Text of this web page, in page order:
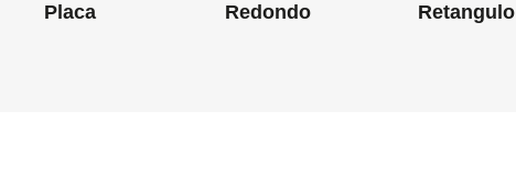
Placa Redondo Retangulo